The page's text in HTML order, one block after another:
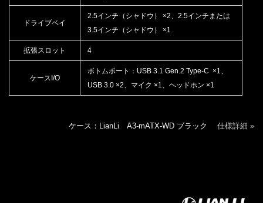
ドライブベイ
2.5インチ（シャドウ） ×2、2.5インチまたは
3.5インチ（シャドウ） ×1
拡張スロット 4
ケースI/O
ボトムポート：USB 3.1 Gen.2 Type-C ×1、
USB 3.0 ×2、マイク ×1、ヘッドホン ×1
ケース：LianLi A3-mATX-WD ブラック 仕様詳細 »